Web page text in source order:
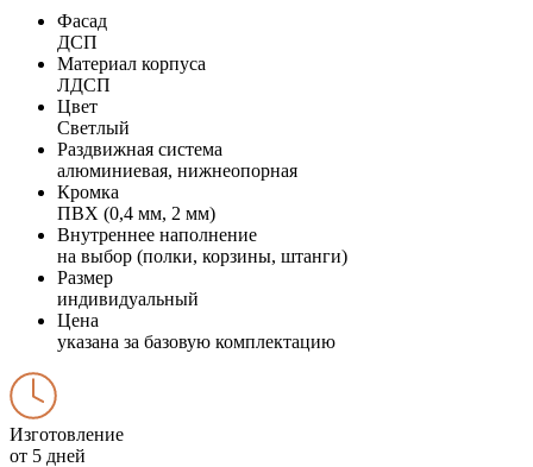
Фасад
ДСП
Материал корпуса
ЛДСП
Цвет
Светлый
Раздвижная система
алюминиевая, нижнеопорная
Кромка
ПВХ (0,4 мм, 2 мм)
Внутреннее наполнение
на выбор (полки, корзины, штанги)
Размер
индивидуальный
Цена
указана за базовую комплектацию
Изготовление
от 5 дней